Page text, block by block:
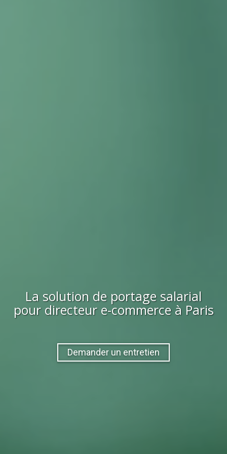
La solution de portage salarial
pour directeur e-commerceà Paris
Demander un entretien